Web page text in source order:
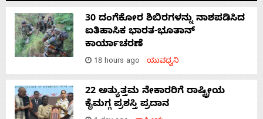
30 ದಂಗೆಕೋರ ಶಿಬಿರಗಳನ್ನು ನಾಶಪಡಿಸಿದ
ಐತಿಹಾಸಿಕ ಭಾರತ-ಭೂತಾನ್
ಕಾರ್ಯಾಚರಣೆ
18 hours ago ಯುವಧ್ವನಿ
22 ಅತ್ಯುತ್ತಮ ನೇಕಾರರಿಗೆ ರಾಷ್ಟ್ರೀಯ
ಕೈಮಗ್ಗ ಪ್ರಶಸ್ತಿ ಪ್ರದಾನ